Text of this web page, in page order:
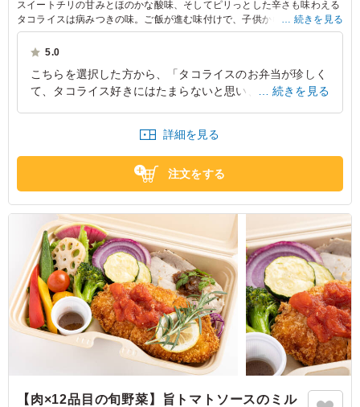
スイートチリの甘みとほのかな酸味、そしてピリっとした辛さも味わえる
タコライスは病みつきの味。ご飯が進む味付けで、子供から大人まで様々
な年代でお楽しみいただける商品です。
続きを見る
5.0
こちらを選択した方から、「タコライスのお弁当が珍しく
て、タコライス好きにはたまらないと思い、選択しまし
で良かったですとのこと。
東京都渋谷区代々木
続きを見る
詳細を見る
注文をする
【肉×12品目の旬野菜】旨トマトソースのミル